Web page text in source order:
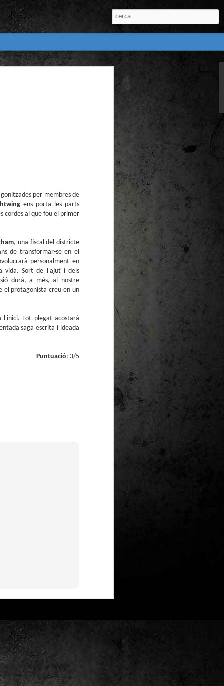
per membres de
ens porta les parts
cordes al que fou el primer
, una fiscal del districte
de transformar-se en el
personalment en
vida. Sort de l'ajut i dels
durà, a més, al nostre
el protagonista creu en un
l'inici. Tot plegat acostarà
saga escrita i ideada
Puntuació: 3/5
Còmic 2018) i
torna amb
blanc. L’obra no
profunda